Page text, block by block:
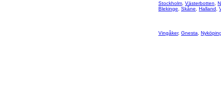
Stockholm Västerbotten
Blekinge
Skåne Halland
Vingåker, Gnesta